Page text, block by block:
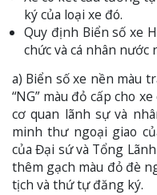
ký của loại xe đó.
Quy định Biển số xe
chức và cá nhân nước
a) Biển số xe nền màu
“NG” màu đỏ cấp cho
cơ quan lãnh sự và
minh thư ngoại giao
của Đại sứ và Tổng
thêm gạch màu đỏ đè
tịch và thứ tự đăng ký.